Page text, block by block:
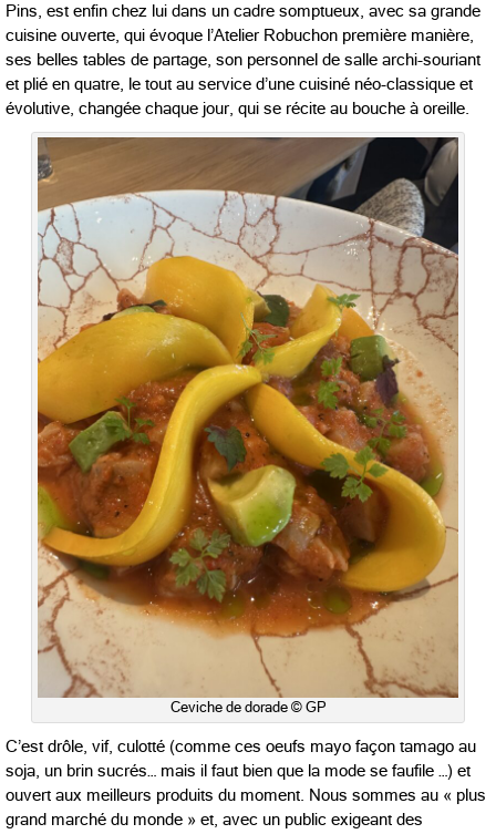
Pins, est enfin chez lui dans un cadre somptueux, avec sa grande
cuisine ouverte, qui évoque l’Atelier Robuchon première manière,
ses belles tables de partage, son personnel de salle archi-souriant
et plié en quatre, le tout au service d’une cuisiné néo-classique et
évolutive, changée chaque jour, qui se récite au bouche à oreille.
Ceviche de dorade © GP
C’est drôle, vif, culotté (comme ces oeufs mayo façon tamago au
soja, un brin sucrés… mais il faut bien que la mode se faufile …) et
ouvert aux meilleurs produits du moment. Nous sommes au « plus
grand marché du monde » et, avec un public exigeant des